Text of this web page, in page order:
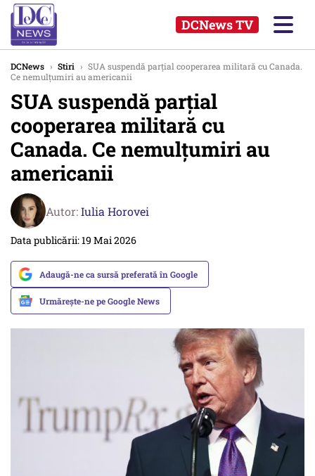
DCNews TV
DCNews › Stiri › SUA suspendă parțial cooperarea militară cu Canada.
Ce nemulțumiri au americanii
SUA suspendă parțial
cooperarea militară cu
Canada. Ce nemulțumiri au
americanii
Autor:Iulia Horovei
Data publicării: 19 Mai 2026
Adaugă-ne ca sursă preferată în Google
Urmărește-ne pe Google News